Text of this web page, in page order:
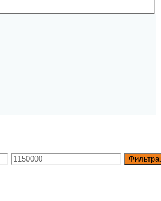
Максимальная
цена